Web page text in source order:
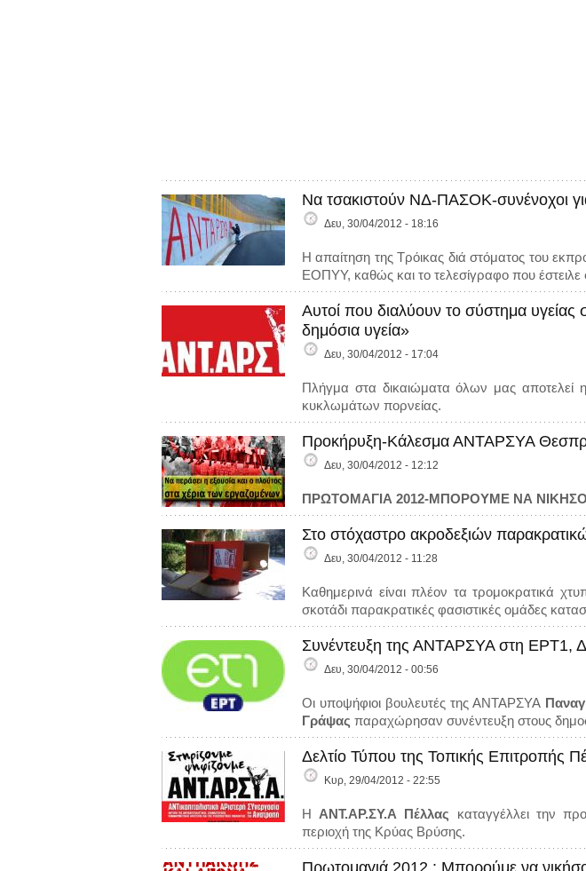
Να τσακιστούν ΝΔ-ΠΑΣΟΚ-συνένοχοι
Δευ, 30/04/2012 - 18:16
Η απαίτηση της Τρόικας διά στόματος του
ΕΟΠΥΥ, καθώς και το τελεσίγραφο που
Αυτοί που διαλύουν το σύστημα υγείας
δημόσια υγεία»
Δευ, 30/04/2012 - 17:04
Πλήγμα στα δικαιώματα όλων μας αποτελεί
κυκλωμάτων πορνείας.
Προκήρυξη-Κάλεσμα ΑΝΤΑΡΣΥΑ
Δευ, 30/04/2012 - 12:12
ΠΡΩΤΟΜΑΓΙΑ 2012-ΜΠΟΡΟΥΜΕ ΝΑ
Στο στόχαστρο ακροδεξιών
Δευ, 30/04/2012 - 11:28
Καθημερινά είναι πλέον τα τρομοκρατικά
σκοτάδι παρακρατικές φασιστικές ομάδες
Συνέντευξη της ΑΝΤΑΡΣΥΑ στη ΕΡΤ1,
Δευ, 30/04/2012 - 00:56
Οι υποψήφιοι βουλευτές της ΑΝΤΑΡΣΥΑ
Γράψας παραχώρησαν συνέντευξη στους
Δελτίο Τύπου της Τοπικής Επιτροπής
Κυρ, 29/04/2012 - 22:55
Η ΑΝΤ.ΑΡ.ΣΥ.Α Πέλλας καταγγέλλει την
περιοχή της Κρύας Βρύσης.
Πρωτομαγιά 2012 : Μπορούμε να